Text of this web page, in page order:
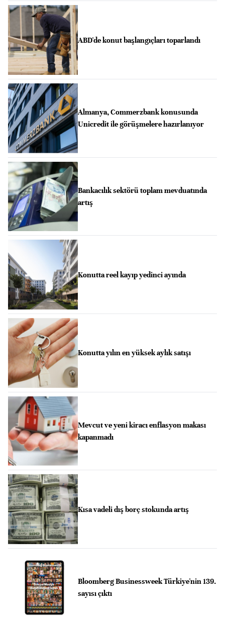
ABD'de konut başlangıçları toparlandı
Almanya, Commerzbank konusunda
Unicredit ile görüşmelere hazırlanıyor
Bankacılık sektörü toplam mevduatında
artış
Konutta reel kayıp yedinci ayında
Konutta yılın en yüksek aylık satışı
Mevcut ve yeni kiracı enflasyon makası
kapanmadı
Kısa vadeli dış borç stokunda artış
Bloomberg Businessweek Türkiye'nin 139.
sayısı çıktı